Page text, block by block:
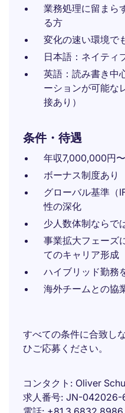
業務処理に留まら
る方
変化の速い環境で
日本語：ネイティ
英語：読み書き中
ーションが可能な
接あり）
条件・待遇
年収7,000,000円
ボーナス制度あり
グローバル基準（
性の深化
少人数体制ならで
事業拡大フェーズ
てのキャリア形成
ハイブリッド勤務
海外チームとの協
すべての条件に合致し
ひご応募ください。
コンタクト
Oliver
求人番号 JN-042026-